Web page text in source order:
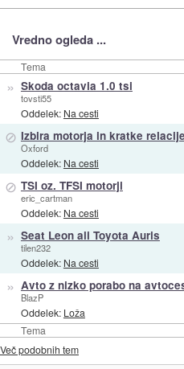
Vredno ogleda ...
Tema
Tema
» Skoda octavia 1.0 tsi
tovsti55
Oddelek: Na cesti
⊘ Izbira motorja in kratke
Oxford
Oddelek: Na cesti
⊘ TSI oz. TFSI motorji
eric_cartman
Oddelek: Na cesti
» Seat Leon ali Toyota Auris
tilen232
Oddelek: Na cesti
» Avto z nizko porabo na
BlazP
Oddelek: Loža
Več podobnih tem